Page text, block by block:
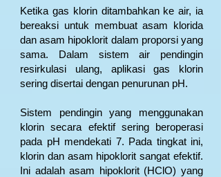
Ketika gas klorin ditambahkan ke air, ia
bereaksi untuk membuat asam klorida
dan asam hipoklorit dalam proporsi yang
sama. Dalam sistem air pendingin
resirkulasi ulang, aplikasi gas klorin
sering disertai dengan penurunan pH.
Sistem pendingin yang menggunakan
klorin secara efektif sering beroperasi
pada pH mendekati 7. Pada tingkat ini,
klorin dan asam hipoklorit sangat efektif.
Ini adalah asam hipoklorit (HClO) yang